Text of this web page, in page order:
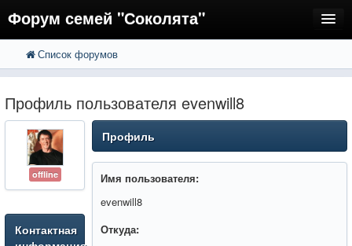
Форум семей "Соколята"
FAQ
Регистрация
Вход
Список форумов
Профиль пользователя evenwill8
offline
Контактная
Профиль
Имя пользователя:
evenwill8
Откуда: